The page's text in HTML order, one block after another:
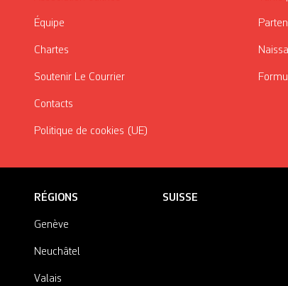
Équipe
Chartes
Soutenir Le Courrier
Contacts
Politique de cookies (UE)
RÉGIONS
Genève
Neuchâtel
Valais
SUISSE